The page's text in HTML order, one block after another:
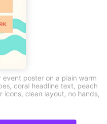
event poster on a plain warm
coral headline text, peach
clean layout, no hands,